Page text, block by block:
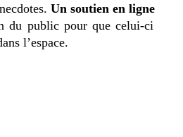
Un soutien en ligne
du public pour que celui-ci
l’espace.